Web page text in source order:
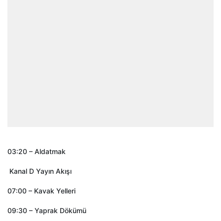
03:20 – Aldatmak
Kanal D Yayın Akışı
07:00 – Kavak Yelleri
09:30 – Yaprak Dökümü